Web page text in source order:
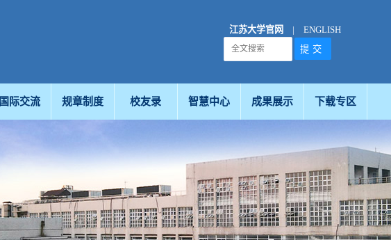
江苏大学官网 | ENGLISH
国际交流 规章制度 校友录 智慧中心 成果展示 下载专区